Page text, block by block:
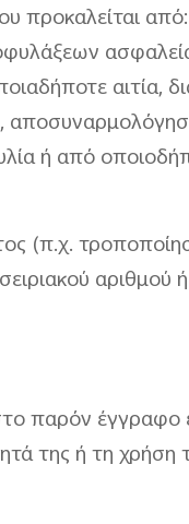
προκαλείται
αιτία,
ή από
(π.χ.
αριθμού
παρόν έγγραφο
της ή τη χρήση